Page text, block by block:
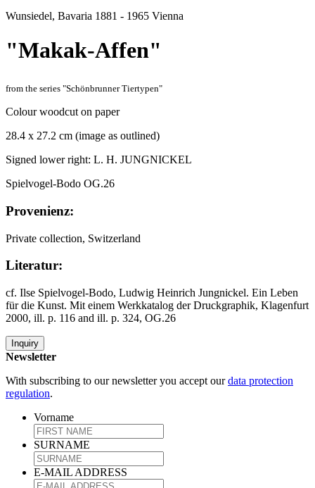
Wunsiedel, Bavaria 1881 - 1965 Vienna
"Makak-Affen"
from the series "Schönbrunner Tiertypen"
Colour woodcut on paper
28.4 x 27.2 cm (image as outlined)
Signed lower right: L. H. JUNGNICKEL
Spielvogel-Bodo OG.26
Provenienz:
Private collection, Switzerland
Literatur:
cf. Ilse Spielvogel-Bodo, Ludwig Heinrich Jungnickel. Ein Leben
für die Kunst. Mit einem Werkkatalog der Druckgraphik, Klagenfurt
2000, ill. p. 116 and ill. p. 324, OG.26
Inquiry
Newsletter
With subscribing to our newsletter you accept ourdata protection
regulation.
Vorname
SURNAME
E-MAIL ADDRESS